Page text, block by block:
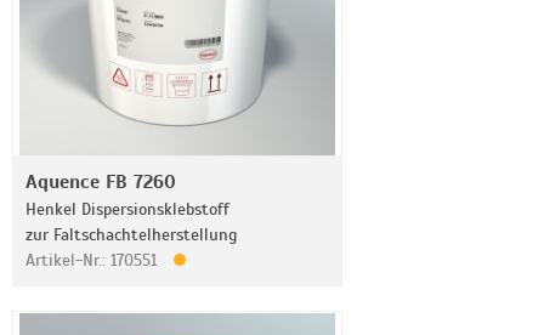
Aquence FB 7260
Henkel Dispersionsklebstoff
zur Faltschachtelherstellung
Artikel-Nr.: 170551